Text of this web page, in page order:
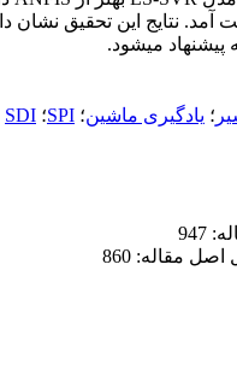
46/0 به دست آمد. نتایج این
می‏شود.
؛ یادگیری ماشین؛ SPI؛ SDI
مقاله: 860